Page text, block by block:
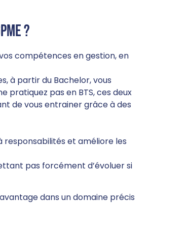
?
compétences en gestion, en
à partir du Bachelor, vous
pratiquez pas en BTS, ces deux
de vous entrainer grâce à des
responsabilités et améliore les
pas forcément d’évoluer si
dans un domaine précis